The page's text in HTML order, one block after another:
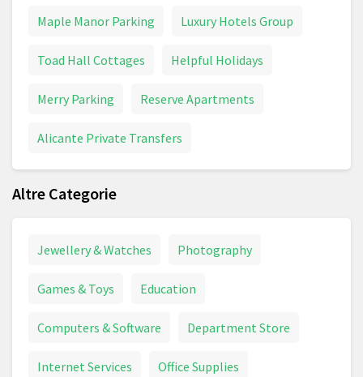
Maple Manor Parking Luxury Hotels Group
Toad Hall Cottages Helpful Holidays
Merry Parking Reserve Apartments
Alicante Private Transfers
Altre Categorie
Jewellery & Watches Photography
Games & Toys Education
Computers & Software Department Store
Internet Services Office Supplies